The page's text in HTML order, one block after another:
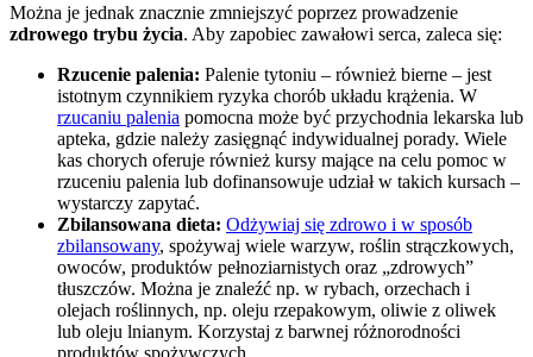
Można je jednak znacznie zmniejszyć poprzez prowadzenie
zdrowego trybu życia. Aby zapobiec zawałowi serca, zaleca się:
Rzucenie palenia: Palenie tytoniu – również bierne – jest
istotnym czynnikiem ryzyka chorób układu krążenia. W
rzucaniu palenia pomocna może być przychodnia lekarska lub
apteka, gdzie należy zasięgnąć indywidualnej porady. Wiele
kas chorych oferuje również kursy mające na celu pomoc w
rzuceniu palenia lub dofinansowuje udział w takich kursach –
wystarczy zapytać.
Zbilansowana dieta: Odżywiaj się zdrowo i w sposób
zbilansowany, spożywaj wiele warzyw, roślin strączkowych,
owoców, produktów pełnoziarnistych oraz „zdrowych”
tłuszczów. Można je znaleźć np. w rybach, orzechach i
olejach roślinnych, np. oleju rzepakowym, oliwie z oliwek
lub oleju lnianym. Korzystaj z barwnej różnorodności
produktów spożywczych.